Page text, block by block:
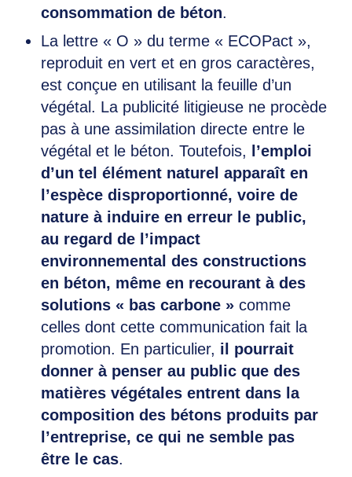
consommation de béton.
La lettre « O » du terme « ECOPact »,
reproduit en vert et en gros caractères,
est conçue en utilisant la feuille d’un
végétal. La publicité litigieuse ne procède
pas à une assimilation directe entre le
végétal et le béton. Toutefois, l’emploi
d’un tel élément naturel apparaît en
l’espèce disproportionné, voire de
nature à induire en erreur le public,
au regard de l’impact
environnemental des constructions
en béton, même en recourant à des
solutions « bas carbone » comme
celles dont cette communication fait la
promotion. En particulier, il pourrait
donner à penser au public que des
matières végétales entrent dans la
composition des bétons produits par
l’entreprise, ce qui ne semble pas
être le cas.